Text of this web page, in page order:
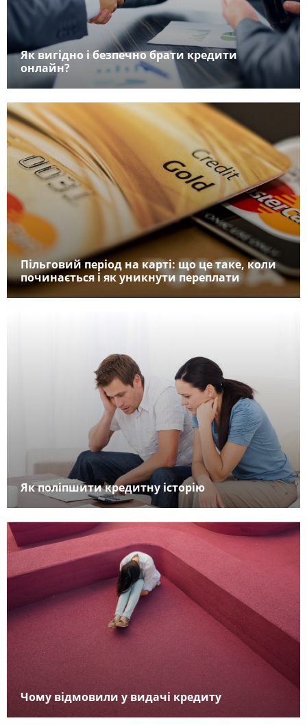
Як вигідно і безпечно брати кредити
онлайн?
Пільговий період на карті: що це таке, коли
починається і як уникнути переплати
Як поліпшити кредитну історію
Чому відмовили у видачі кредиту